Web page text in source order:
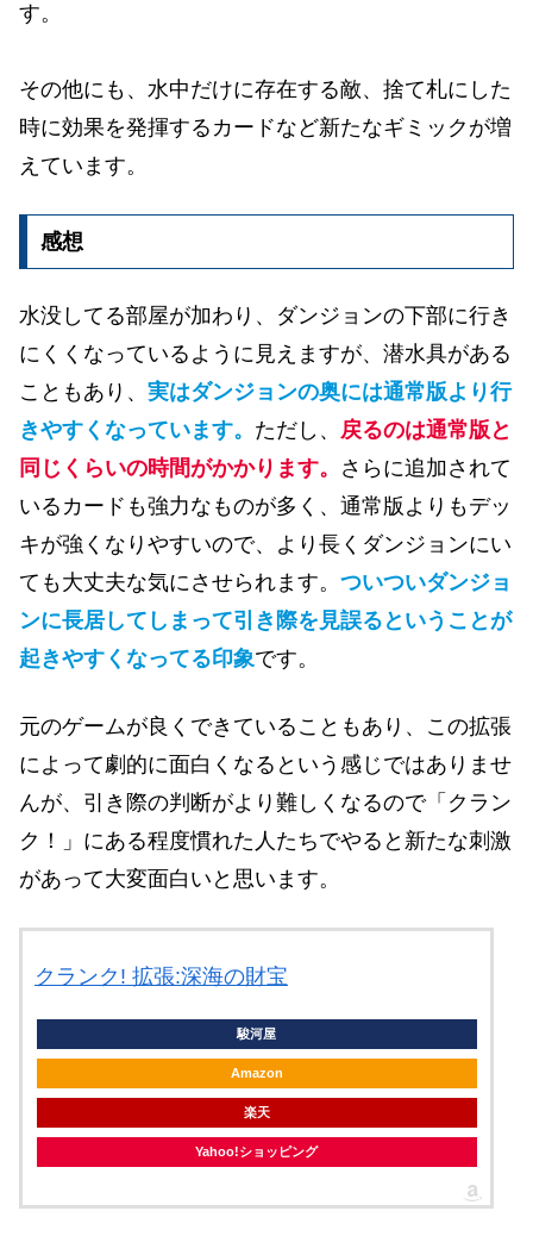
す。
その他にも、水中だけに存在する敵、捨て札にした
時に効果を発揮するカードなど新たなギミックが増
えています。
感想
水没してる部屋が加わり、ダンジョンの下部に行き
にくくなっているように見えますが、潜水具がある
こともあり、 実はダンジョンの奥には通常版より行
きやすくなっています。 ただし、 戻るのは通常版と
同じくらいの時間がかかります。 さらに追加されて
いるカードも強力なものが多く、通常版よりもデッ
キが強くなりやすいので、より長くダンジョンにい
ても大丈夫な気にさせられます。 ついついダンジョ
ンに長居してしまって引き際を見誤るということが
起きやすくなってる印象です。
元のゲームが良くできていることもあり、この拡張
によって劇的に面白くなるという感じではありませ
んが、引き際の判断がより難しくなるので「クラン
ク！」にある程度慣れた人たちでやると新たな刺激
があって大変面白いと思います。
クランク! 拡張:深海の財宝
駿河屋
Amazon
楽天
Yahoo!ショッピング